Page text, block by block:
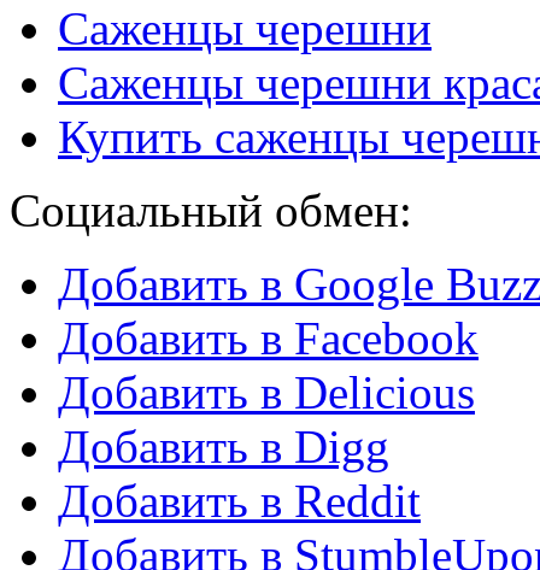
Саженцы черешни
Саженцы черешни
Купить саженцы
Социальный обмен:
Добавить в Google
Добавить в Facebook
Добавить в Delicious
Добавить в Digg
Добавить в Reddit
Добавить в